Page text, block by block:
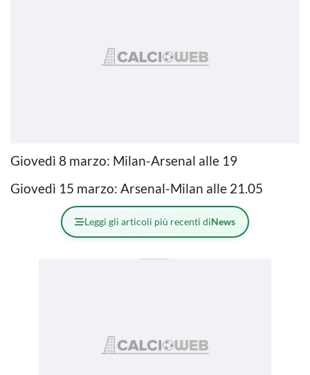
Giovedì 8 marzo: Milan-Arsenal alle 19
Giovedì 15 marzo: Arsenal-Milan alle 21.05
Leggi gli articoli più recenti diNews